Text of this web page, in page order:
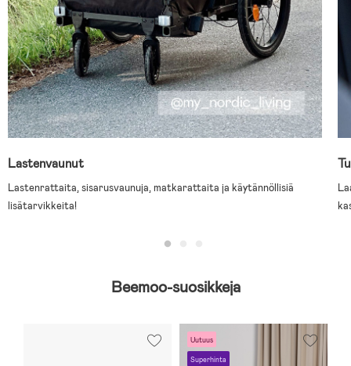
Lastenvaunut
Lastenrattaita, sisarusvaunuja, matkarattaita ja käytännöllisiä
lisätarvikkeita!
Beemoo-suosikkeja
Uutuus
Superhinta